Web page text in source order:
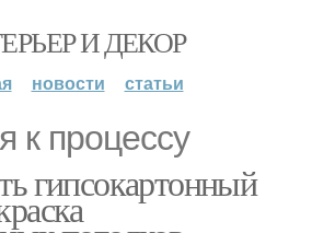
И ДЕКОР
новости статьи
к процессу
гипсокартонный